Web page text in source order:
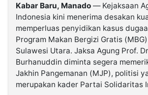
Kabarbaru.co
2026
Kabarbaru
Kabar Baru, Manado — Kejaksaan
Indonesia kini menerima desakan
memperluas penyidikan kasus
Program Makan Bergizi Gratis
Sulawesi Utara. Jaksa Agung Prof.
Burhanuddin diminta segera
Jakhin Pangemanan (MJP), politisi
merupakan kader Partai Solidaritas